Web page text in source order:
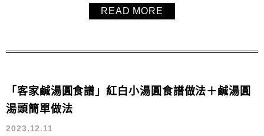
READ MORE
「客家鹹湯圓食譜」紅白小湯圓食譜做法＋鹹湯圓
湯頭簡單做法
2023.12.11